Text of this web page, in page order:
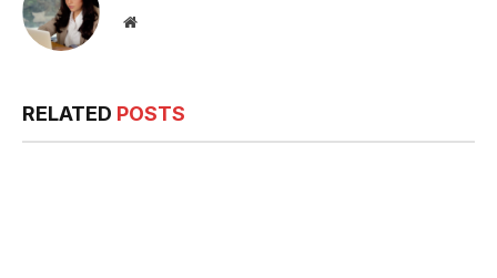
Website
RELATED POSTS